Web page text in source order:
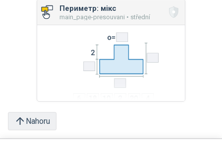
Периметр: мікс
main_page-presouvani • střední
Nahoru